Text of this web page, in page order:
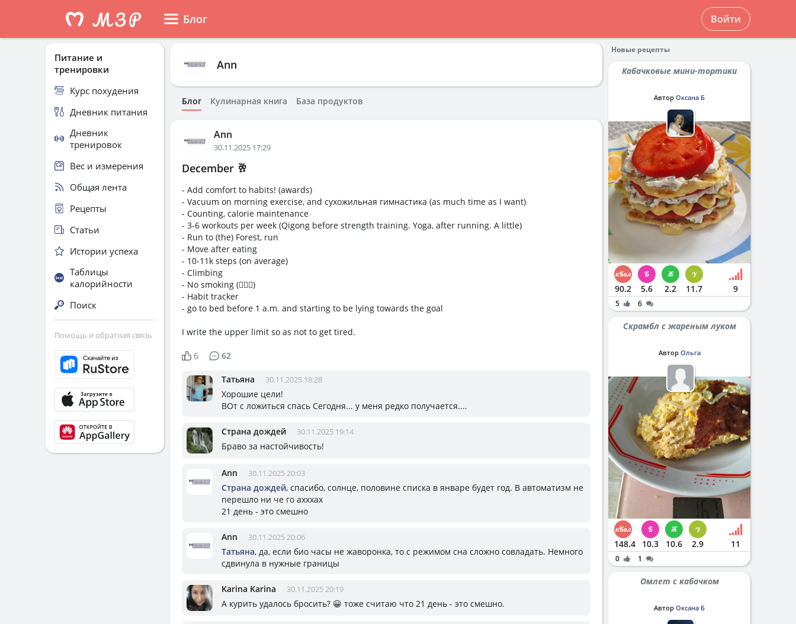
Блог Войти
Ann
Блог Кулинарная книга База продуктов
Ann
30.11.2025 17:29
December 🥂
- Add comfort to habits! (awards)
- Vacuum on morning exercise, and сухожильная гимнастика (as much time as I want)
- Counting, calorie maintenance
- 3-6 workouts per week (Qigong before strength training. Yoga, after running. A little)
- Run to (the) Forest, run
- Move after eating
- 10-11k steps (on average)
- Climbing
- No smoking (🤦🏼‍♀️)
- Habit tracker
- go to bed before 1 a.m. and starting to be lying towards the goal
I write the upper limit so as not to get tired.
6 62
Татьяна 30.11.2025 18:28
Хорошие цели!
ВОт с ложиться спась Сегодня... у меня редко получается....
Страна дождей 30.11.2025 19:14
Браво за настойчивость!
Ann 30.11.2025 20:03
Страна дождей, спасибо, солнце, половине списка в январе будет год. В автоматизм не
перешло ни че го ахххах
21 день - это смешно
Ann 30.11.2025 20:06
Татьяна, да, если био часы не жаворонка, то с режимом сна сложно совладать. Немного
сдвинула в нужные границы
Karina Karina 30.11.2025 20:19
А курить удалось бросить? 😀 тоже считаю что 21 день - это смешно.
Питание и
тренировки
Курс похудения
Дневник питания
Дневник
тренировок
Вес и измерения
Общая лента
Рецепты
Статьи
Истории успеха
Таблицы
калорийности
Поиск
Помощь и обратная связь
Новые рецепты
Кабачковые мини-тортики
Автор Оксана Б
90.2 5.6 2.2 11.7 9
5 6
Скрамбл с жареным луком
Автор Ольга
148.4 10.3 10.6 2.9 11
0 1
Омлет с кабачком
Автор Оксана Б